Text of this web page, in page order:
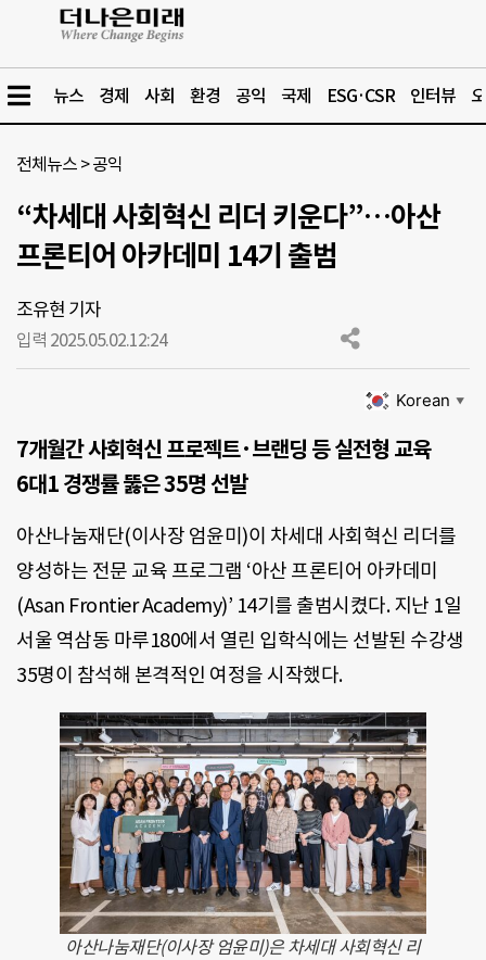
뉴스 경제 사회 환경 공익 국제 ESG·CSR 인터뷰
전체뉴스 >공익
“차세대 사회혁신 리더 키운다”…아산
프론티어 아카데미 14기 출범
조유현 기자
입력 2025.05.02.12:24
Korean ▼
7개월간 사회혁신 프로젝트·브랜딩 등 실전형 교육
6대1 경쟁률 뚫은 35명 선발
아산나눔재단(이사장 엄윤미)이 차세대 사회혁신 리더를
양성하는 전문 교육 프로그램 ‘아산 프론티어 아카데미
(Asan Frontier Academy)’ 14기를 출범시켰다. 지난 1일
서울 역삼동 마루180에서 열린 입학식에는 선발된 수강생
35명이 참석해 본격적인 여정을 시작했다.
아산나눔재단(이사장 엄윤미)은 차세대 사회혁신 리